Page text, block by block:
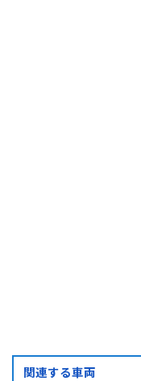
関連する車両